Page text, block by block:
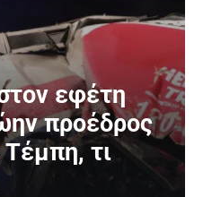
εφέτη
προέδρος
τι